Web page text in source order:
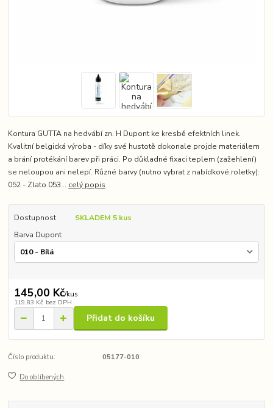
Kontura GUTTA na hedvábí zn. H Dupont ke kresbě efektních linek.
Kvalitní belgická výroba - díky své hustotě dokonale projde materiálem
a brání protékání barev při práci. Po důkladné fixaci teplem (zažehlení)
se neloupou ani nelepí. Různé barvy (nutno vybrat z nabídkové roletky):
052 - Zlato 053... celý popis
Dostupnost
SKLADEM 5 kus
Barva Dupont
145,00 Kč/kus
119,83 Kč bez DPH
Přidat do košíku
Číslo produktu: 05177-010
Do oblíbených